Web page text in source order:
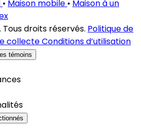
• Maison mobile • Maison à un
. Tous droits réservés. Politique de
collecteConditions d’utilisation
témoins